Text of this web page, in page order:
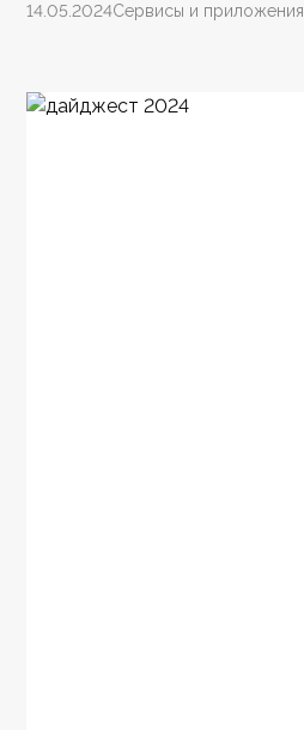
14.05.2024Сервисы и приложения